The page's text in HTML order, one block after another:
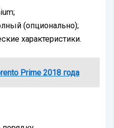
(опционально);
характеристики.
Prime 2018 года